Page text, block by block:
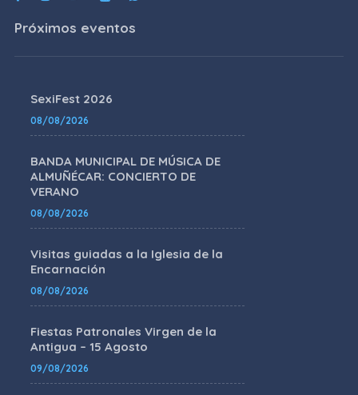
Próximos eventos
SexiFest 2026
08/08/2026
BANDA MUNICIPAL DE MÚSICA DE
ALMUÑÉCAR: CONCIERTO DE
VERANO
08/08/2026
Visitas guiadas a la Iglesia de la
Encarnación
08/08/2026
Fiestas Patronales Virgen de la
Antigua – 15 Agosto
09/08/2026